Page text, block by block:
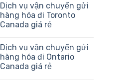
Dịch vụ vận chuyển gửi
hàng hóa đi Toronto
Canada giá rẻ
Dịch vụ vận chuyển gửi
hàng hóa đi Ontario
Canada giá rẻ